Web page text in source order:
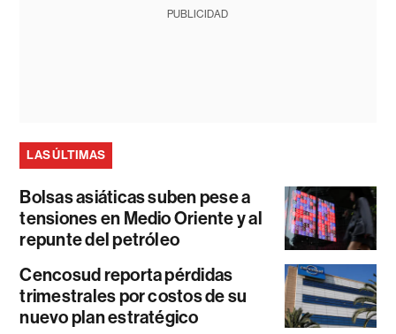
PUBLICIDAD
LAS ÚLTIMAS
Bolsas asiáticas suben pese a
tensiones en Medio Oriente y al
repunte del petróleo
Cencosud reporta pérdidas
trimestrales por costos de su
nuevo plan estratégico